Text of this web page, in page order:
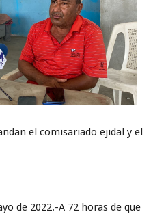
el comisariado ejidal y el
de 2022.-A 72 horas de que